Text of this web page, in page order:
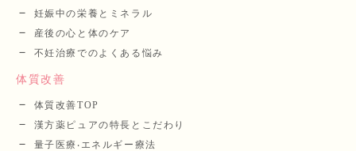
妊娠中の栄養とミネラル
産後の⼼と体のケア
不妊治療でのよくある悩み
体質改善
体質改善TOP
漢⽅薬ピュアの特長とこだわり
量⼦医療‧エネルギー療法